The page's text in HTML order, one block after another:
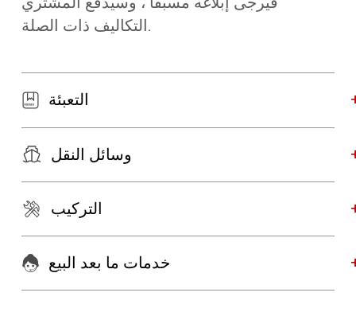
التكاليف ذات الصلة.
التعبئة
وسائل النقل
التركيب
خدمات ما بعد البيع